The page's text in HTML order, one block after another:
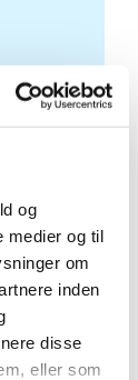
og
medier og til
om
inden
disse
eller som